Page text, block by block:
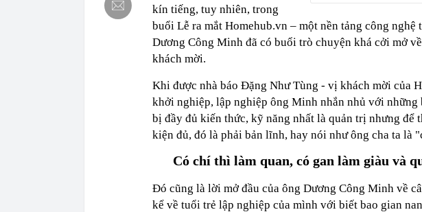
18:00
Phó Bí thư Thường trực Thành ủy Hà Nội
đôn đốc tiến độ các dự án trọng điểm
Hà Nội triển khai thi hành quy định bảo vệ
hàng số lượng lớn
17:44
Quy định chuyển tiếp về xét thăng hạng
17:38
Công an kiểm tra phòng trọ lúc 0 giờ 30
Văn Điệp SN 1995
giảm điểm
kín tiếng, tuy nhiên, trong
buổi Lễ ra mắt Homehub.vn – một nền tảng công nghệ
Dương Công Minh đã có buổi trò chuyện khá cởi mở
khách mời.
Khi được nhà báo Đặng Như Tùng - vị khách mời của
khởi nghiệp, lập nghiệp ông Minh nhắn nhủ với những
bị đầy đủ kiến thức, kỹ năng nhất là quản trị nhưng để
kiện đủ, đó là phải bản lĩnh, hay nói như ông cha ta là
Có chí thì làm quan, có gan làm giàu và
Đó cũng là lời mở đầu của ông Dương Công Minh về
kể về tuổi trẻ lập nghiệp của mình với biết bao gian